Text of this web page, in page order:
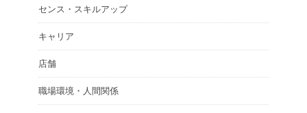
センス・スキルアップ
キャリア
店舗
職場環境・人間関係